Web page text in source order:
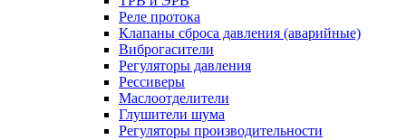
Реле протока
Клапаны сброса давления (аварийные)
Виброгасители
Регуляторы давления
Рессиверы
Маслоотделители
Глушители шума
Регуляторы производительности